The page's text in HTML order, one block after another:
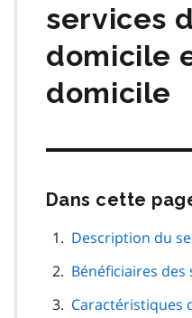
services
domicile
domicile
Dans cette
Description du
Bénéficiaires des
Caractéristiques